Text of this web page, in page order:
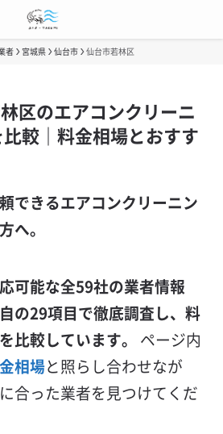
者 宮城県 仙台市 仙台市若林区
区のエアコンクリーニ
較｜料金相場とおすす
できるエアコンクリーニン
へ。
可能な全59社の業者情報
の29項目で徹底調査し、料
比較しています。
ページ内
相場と照らし合わせなが
合った業者を見つけてくだ